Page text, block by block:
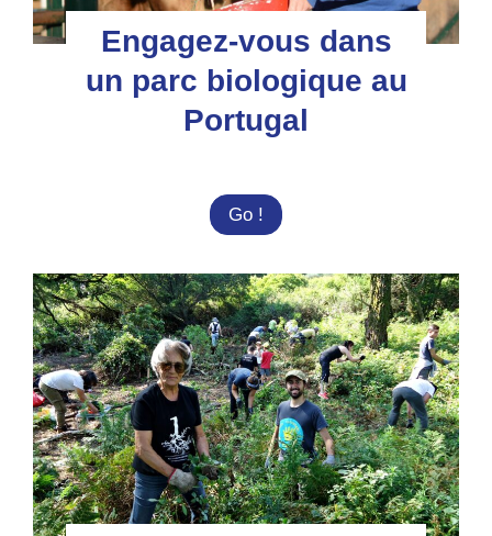
Engagez-vous dans
un parc biologique au
Portugal
Go ! Engagez-
vous
un
parc
biologique
au
Portugal